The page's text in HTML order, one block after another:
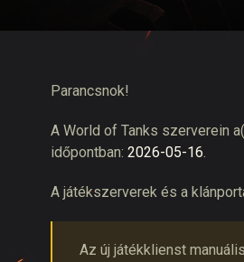
Parancsnok!
A World of Tanks szerverein
időpontban: 2026-05-16.
A játékszerverek és a
Az új játékklienst